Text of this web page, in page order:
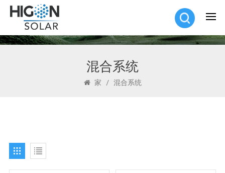
混合系统
家 / 混合系统